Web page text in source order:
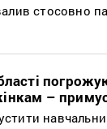
стосовно
–